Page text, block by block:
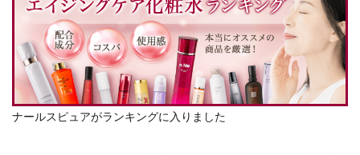
ナールスピュアがランキングに入りました